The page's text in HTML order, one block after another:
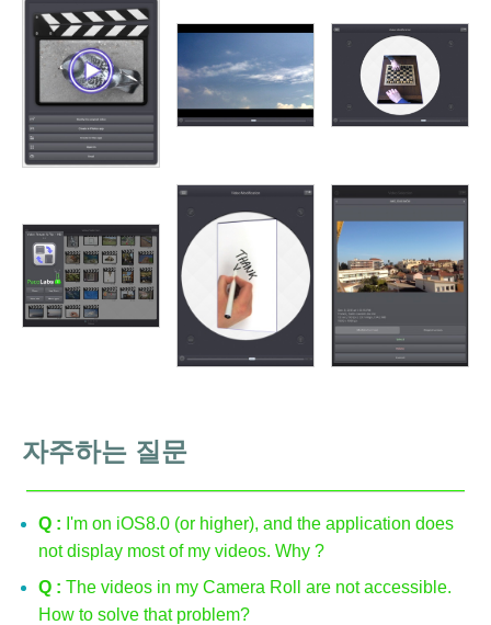
자주하는 질문
Q : I'm on iOS8.0 (or higher), and the application does
not display most of my videos. Why ?
Q : The videos in my Camera Roll are not accessible.
How to solve that problem?